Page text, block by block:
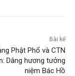
Bài kế
Phật Phổ và CTN
Dâng hương tưởng
niệm Bác Hồ